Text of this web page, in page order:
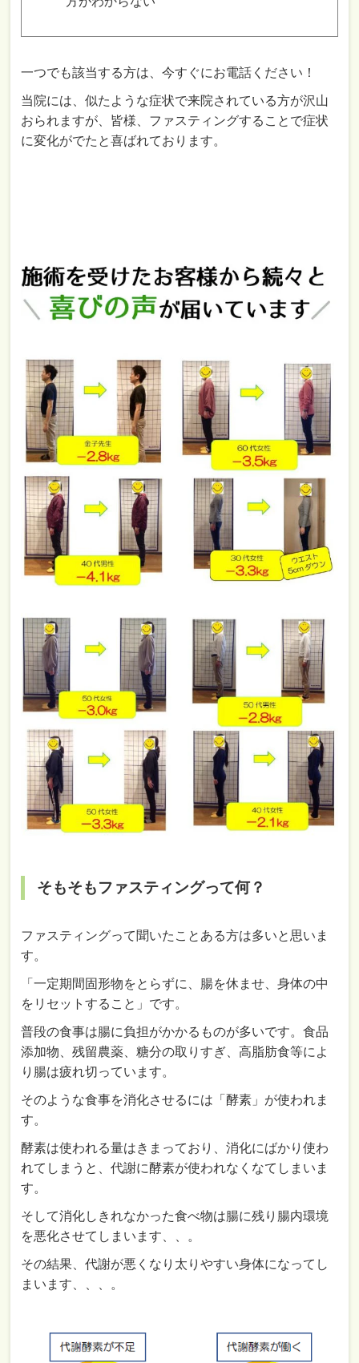
一つでも該当する方は、今すぐにお電話ください！
当院には、似たような症状で来院されている方が沢山
おられますが、皆様、ファスティングすることで症状
に変化がでたと喜ばれております。
そもそもファスティングって何？
ファスティングって聞いたことある方は多いと思いま
す。
「一定期間固形物をとらずに、腸を休ませ、身体の中
をリセットすること」です。
普段の食事は腸に負担がかかるものが多いです。食品
添加物、残留農薬、糖分の取りすぎ、高脂肪食等によ
り腸は疲れ切っています。
そのような食事を消化させるには「酵素」が使われま
す。
酵素は使われる量はきまっており、消化にばかり使わ
れてしまうと、代謝に酵素が使われなくなてしまいま
す。
そして消化しきれなかった食べ物は腸に残り腸内環境
を悪化させてしまいます、、。
その結果、代謝が悪くなり太りやすい身体になってし
まいます、、、。